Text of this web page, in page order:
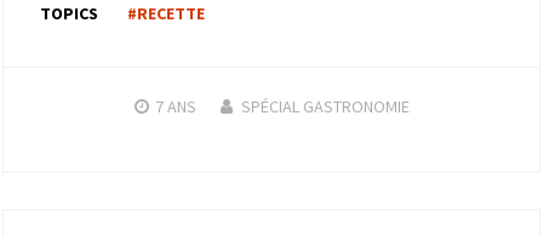
TOPICS #RECETTE
7 ANS SPÉCIAL GASTRONOMIE